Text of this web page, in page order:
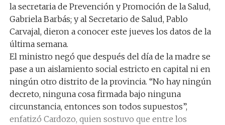
la secretaria de Prevención y Promoción de la Salud,
Gabriela Barbás; y al Secretario de Salud, Pablo
Carvajal, dieron a conocer este jueves los datos de la
última semana.
El ministro negó que después del día de la madre se
pase a un aislamiento social estricto en capital ni en
ningún otro distrito de la provincia. “No hay ningún
decreto, ninguna cosa firmada bajo ninguna
circunstancia, entonces son todos supuestos”,
enfatizó Cardozo, quien sostuvo que entre los